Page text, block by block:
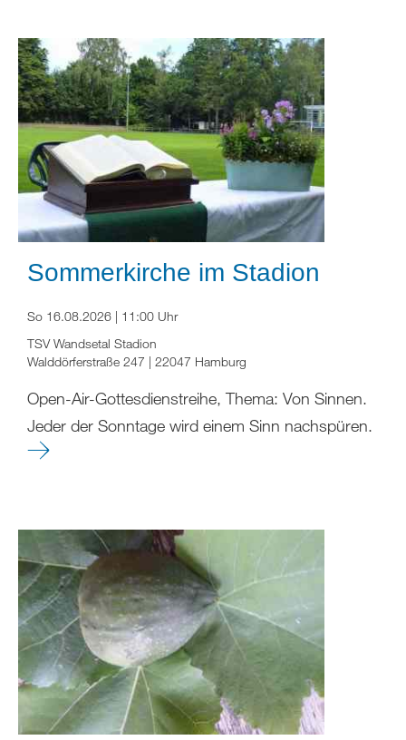
Sommerkirche im Stadion
So 16.08.2026 | 11:00 Uhr
TSV Wandsetal Stadion
Walddörferstraße 247 | 22047 Hamburg
Open-Air-Gottesdienstreihe, Thema: Von Sinnen.
Jeder der Sonntage wird einem Sinn nachspüren.